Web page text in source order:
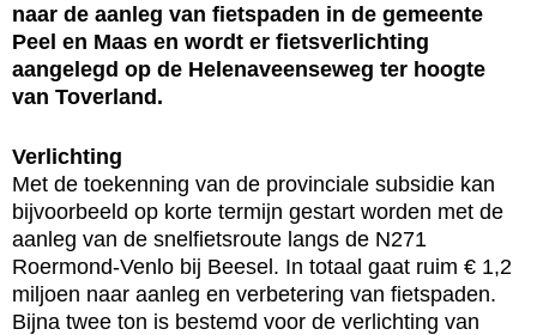
naar de aanleg van fietspaden in de gemeente
Peel en Maas en wordt er fietsverlichting
aangelegd op de Helenaveenseweg ter hoogte
van Toverland.
Verlichting
Met de toekenning van de provinciale subsidie kan
bijvoorbeeld op korte termijn gestart worden met de
aanleg van de snelfietsroute langs de N271
Roermond-Venlo bij Beesel. In totaal gaat ruim € 1,2
miljoen naar aanleg en verbetering van fietspaden.
Bijna twee ton is bestemd voor de verlichting van